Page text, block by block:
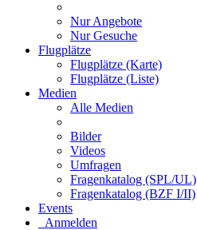
Nur Angebote
Nur Gesuche
Flugplätze
Flugplätze (Karte)
Flugplätze (Liste)
Medien
Alle Medien
Bilder
Videos
Umfragen
Fragenkatalog (SPL/UL)
Fragenkatalog (BZF I/II)
Events
Anmelden